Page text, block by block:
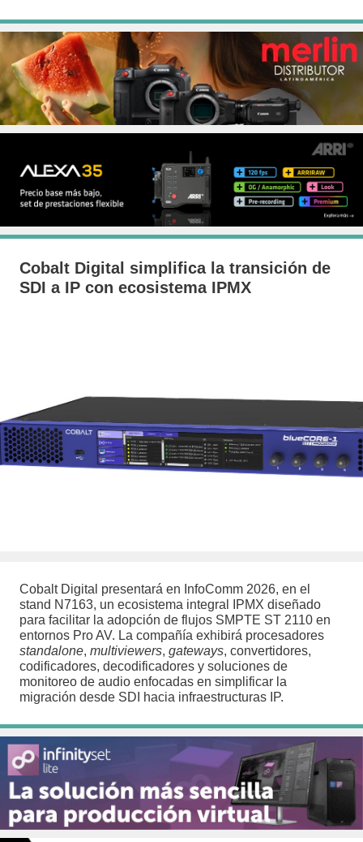
Cobalt Digital simplifica la transición de
SDI a IP con ecosistema IPMX
Cobalt Digital presentará en InfoComm 2026, en el
stand N7163, un ecosistema integral IPMX diseñado
para facilitar la adopción de flujos SMPTE ST 2110 en
entornos Pro AV. La compañía exhibirá procesadores
standalone, multiviewers, gateways, convertidores,
codificadores, decodificadores y soluciones de
monitoreo de audio enfocadas en simplificar la
migración desde SDI hacia infraestructuras IP.